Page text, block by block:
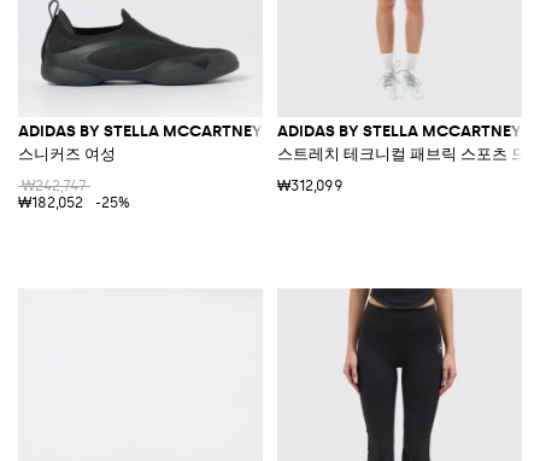
ADIDAS BY STELLA MCCARTNEY
스니커즈 여성
₩242,747
₩182,052
-25%
ADIDAS BY STELLA MCCARTNEY
스트레치 테크니컬 패브릭 스포츠 드
₩312,099